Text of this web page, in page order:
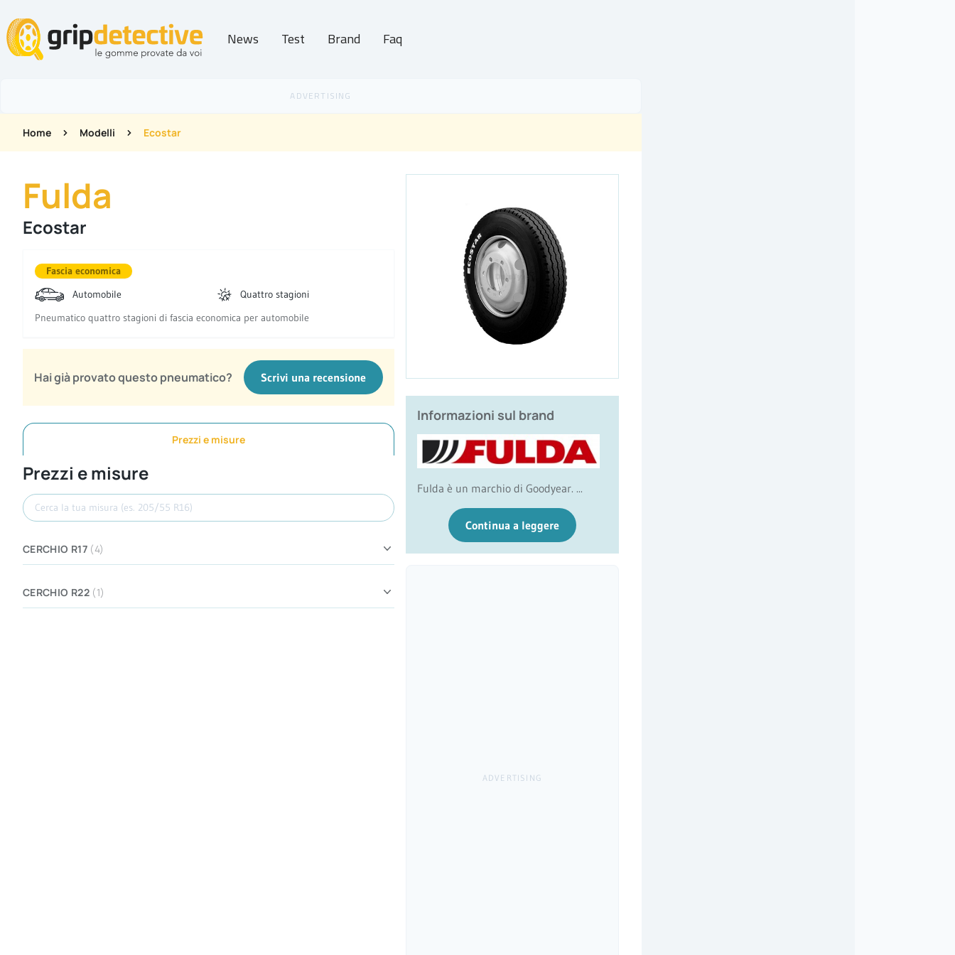
GripDetective News Test Brand Faq
Home Modelli Ecostar
Fulda
Ecostar
Fascia economica
Automobile
Quattro stagioni
Pneumatico quattro stagioni di fascia economica per automobile
Hai già provato questo pneumatico? Scrivi una recensione
Informazioni sul brand
Fulda è un marchio di Goodyear. ...
Continua a leggere
Prezzi e misure
Prezzi e misure
Cerca misura
CERCHIO R17 (4)
CERCHIO R22 (1)